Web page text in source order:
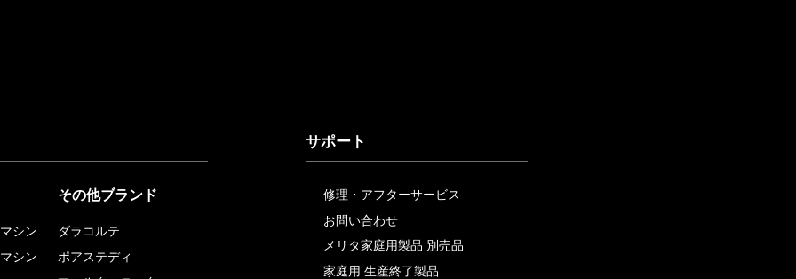
シン
シン
その他ブランド
ダラコルテ
ポアステディ
サポート
修理・アフターサービス
お問い合わせ
メリタ家庭用製品 別売品
家庭用 生産終了製品